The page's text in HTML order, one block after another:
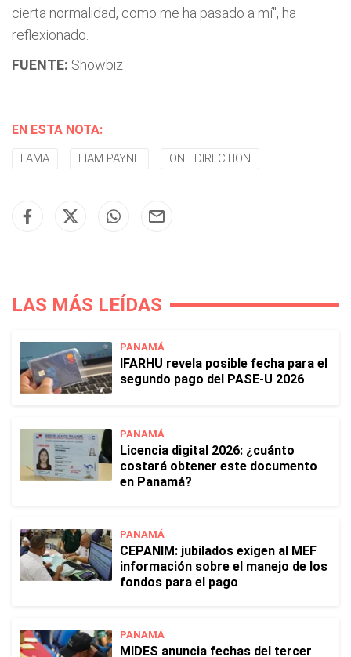
cierta normalidad, como me ha pasado a mí", ha
reflexionado.
FUENTE: Showbiz
EN ESTA NOTA:
FAMA LIAM PAYNE ONE DIRECTION
LAS MÁS LEÍDAS
PANAMÁ
IFARHU revela posible fecha para el
segundo pago del PASE-U 2026
PANAMÁ
Licencia digital 2026: ¿cuánto
costará obtener este documento
en Panamá?
PANAMÁ
CEPANIM: jubilados exigen al MEF
información sobre el manejo de los
fondos para el pago
PANAMÁ
MIDES anuncia fechas del tercer